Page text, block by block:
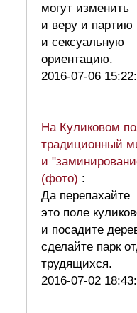
могут изменить
и веру и партию
и сексуальную
ориентацию.
2016-07-06
На Куликовом
традиционный
и
(фото) :
Да перепахайте
это поле
и посадите
сделайте парк
трудящихся.
2016-07-02